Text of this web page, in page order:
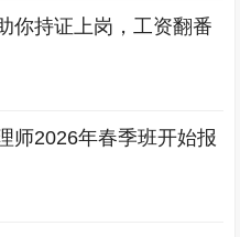
你持证上岗，工资翻番
师2026年春季班开始报